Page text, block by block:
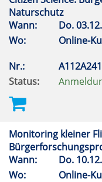
Naturschutz
Wann:
Do.
Wo:
Online-
Nr.:
Status:
Monitoring kleiner
Wann:
Do.
Wo:
Online-